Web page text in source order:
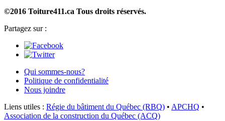
©2016 Toiture411.ca Tous droits réservés.
Partagez sur :
Qui sommes-nous?
Politique de confidentialité
Nous joindre
Liens utiles : Régie du bâtiment du Québec (RBQ) • APCHQ •
Association de la construction du Québec (ACQ)